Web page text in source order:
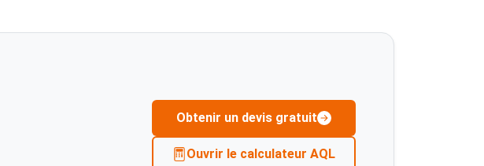
Obtenir un devis gratuit
Ouvrir le calculateur AQL